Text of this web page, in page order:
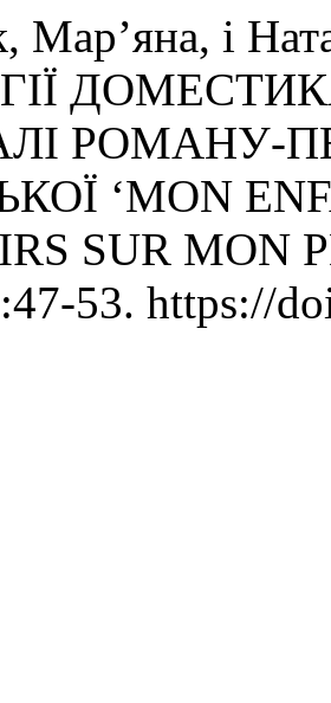
Мар’яна, і
РОМАНУ-
‘MON
SUR MON
53. https://